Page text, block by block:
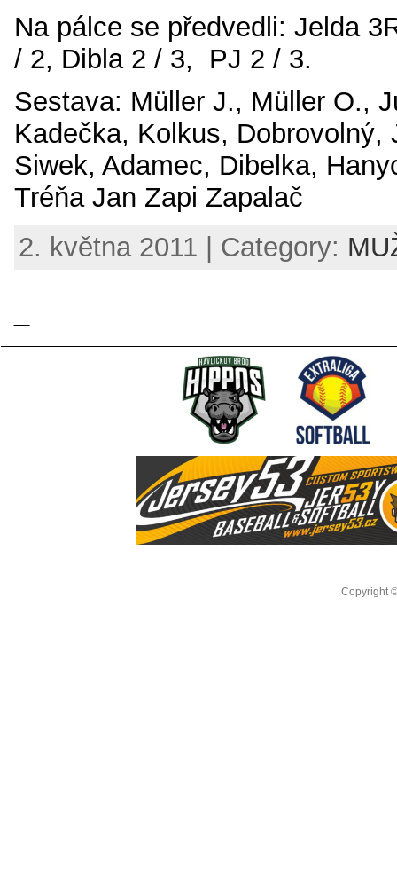
Na pálce se předvedli: Jelda
/ 2, Dibla 2 / 3, PJ 2 / 3.
Sestava: Müller J., Müller O.,
Kadečka, Kolkus, Dobrovolný,
Siwek, Adamec, Dibelka,
Tréňa Jan Zapi Zapalač
2. května 2011 | Category:
Copyright